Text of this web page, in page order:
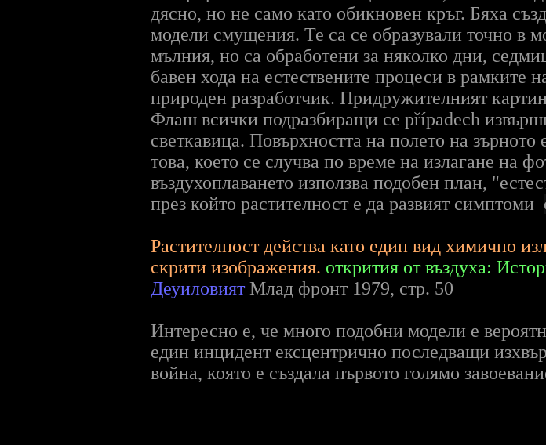
дясно, но не само като обикновен кръг. Бяха
модели смущения. Те са се образували точно в
мълния, но са обработени за няколко дни,
бавен хода на естествените процеси в рамките
природен разработчик. Придружителният
Флаш всички подразбиращи се případech
светкавица. Повърхността на полето на
това, което се случва по време на излагане на
въздухоплаването използва подобен план,
през който растителност е да развият симптоми
Растителност действа като един вид химично
скрити изображения. открития от въздуха:
ДеуиловиятМлад фронт 1979, стр. 50
Интересно е, че много подобни модели е
един инцидент ексцентрично последващи
война, която е създала първото голямо